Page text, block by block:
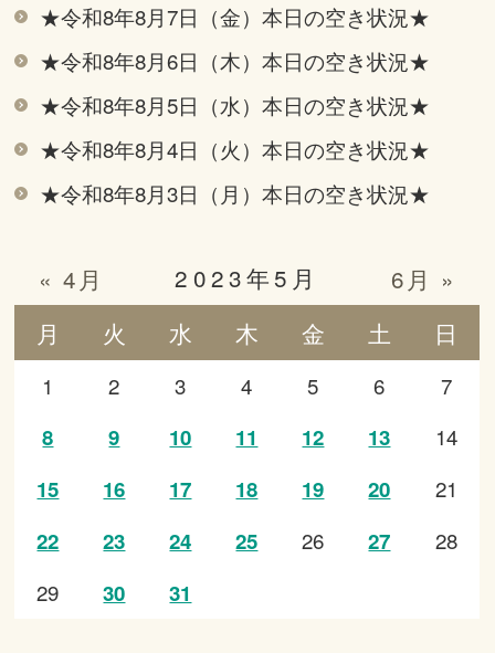
★令和8年8月7日（金）本日の空き状況★
★令和8年8月6日（木）本日の空き状況★
★令和8年8月5日（水）本日の空き状況★
★令和8年8月4日（火）本日の空き状況★
★令和8年8月3日（月）本日の空き状況★
2023年5月
月
火 水 木 金 土 日
« 4月 6月 »
1 2 3 4 5 6
7
8
9 10 11 12 13
14
15
16 17 18 19 20
21
22
23 24 25 26 27
28
29
30 31